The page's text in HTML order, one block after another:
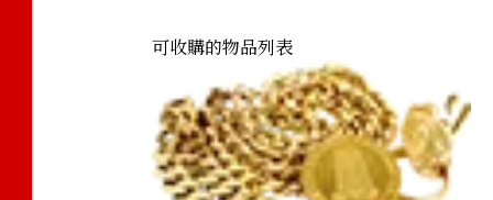
可收購的物品列表